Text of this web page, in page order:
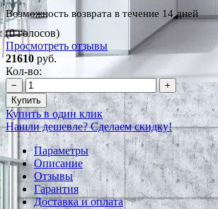
Возможность возврата в течение 14 дней
(0 голосов)
Просмотреть отзывы
21610 руб.
Кол-во:
−
+
Купить
Купить в один клик
Нашли дешевле? Сделаем скидку!
Параметры
Описание
Отзывы
Гарантия
Доставка и оплата